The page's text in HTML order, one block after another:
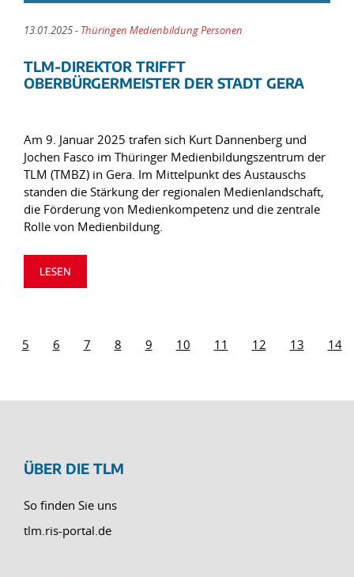
13.01.2025 - Thüringen Medienbildung Personen
TLM-DIREKTOR TRIFFT
OBERBÜRGERMEISTER DER STADT GERA
Am 9. Januar 2025 trafen sich Kurt Dannenberg und
Jochen Fasco im Thüringer Medienbildungszentrum der
TLM (TMBZ) in Gera. Im Mittelpunkt des Austauschs
standen die Stärkung der regionalen Medienlandschaft,
die Förderung von Medienkompetenz und die zentrale
Rolle von Medienbildung.
LESEN
5 6 7 8 9 10 11 12 13 14
ÜBER DIE TLM
So finden Sie uns
tlm.ris-portal.de